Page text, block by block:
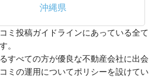
沖縄県
ミ投稿ガイドラインにあっている全て
。
すべての方が優良な不動産会社に出会
ミの運用についてポリシーを設けてい